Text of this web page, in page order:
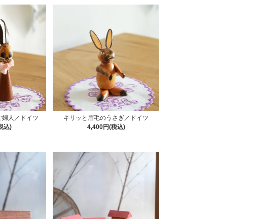
人／ドイツ
込)
キリッと眉毛のうさぎ／ドイツ
4,400円(税込)